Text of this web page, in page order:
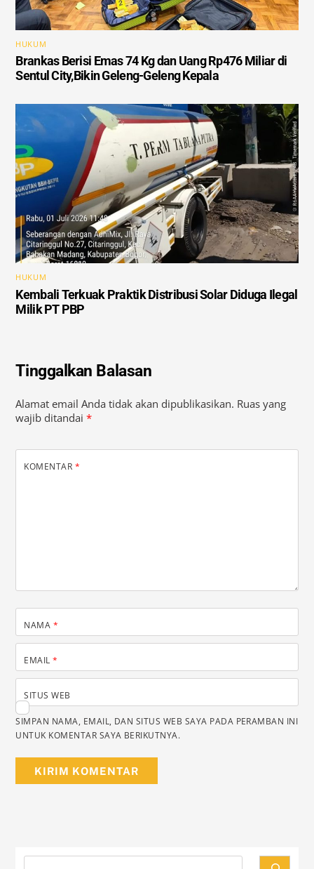
HUKUM
Brankas Berisi Emas 74 Kg dan Uang Rp476 Miliar di
Sentul City,Bikin Geleng-Geleng Kepala
HUKUM
Kembali Terkuak Praktik Distribusi Solar Diduga Ilegal
Milik PT PBP
Tinggalkan Balasan
Alamat email Anda tidak akan dipublikasikan. Ruas yang
wajib ditandai*
KOMENTAR *
NAMA *
EMAIL*
SITUS WEB
SIMPAN NAMA, EMAIL, DAN SITUS WEB SAYA PADA PERAMBAN INI
UNTUK KOMENTAR SAYA BERIKUTNYA.
Cari